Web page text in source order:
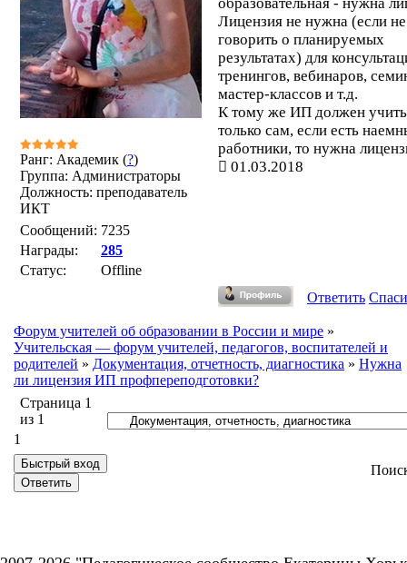
Ранг: Академик (?)
Группа: Администраторы
Должность: преподаватель
ИКТ
Сообщений: 7235
Награды:
285
Статус:
Offline
Лицензия не нужна (если не
говорить о планируемых
результатах) для
тренингов, вебинаров,
мастер-классов и т.д.
К тому же ИП должен учить
только сам, если есть
работники, то нужна
01.03.2018
Ответить
Форум учителей об образовании в России и мире »
Учительская — форум учителей, педагогов, воспитателей и
родителей » Документация, отчетность, диагностика » Нужна
ли лицензия ИП профпереподготовки?
Страница 1
из 1
1